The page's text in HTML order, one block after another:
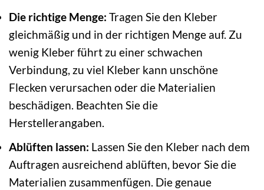
Die richtige Menge: Tragen Sie den Kleber
gleichmäßig und in der richtigen Menge auf. Zu
wenig Kleber führt zu einer schwachen
Verbindung, zu viel Kleber kann unschöne
Flecken verursachen oder die Materialien
beschädigen. Beachten Sie die
Herstellerangaben.
Ablüften lassen: Lassen Sie den Kleber nach dem
Auftragen ausreichend ablüften, bevor Sie die
Materialien zusammenfügen. Die genaue